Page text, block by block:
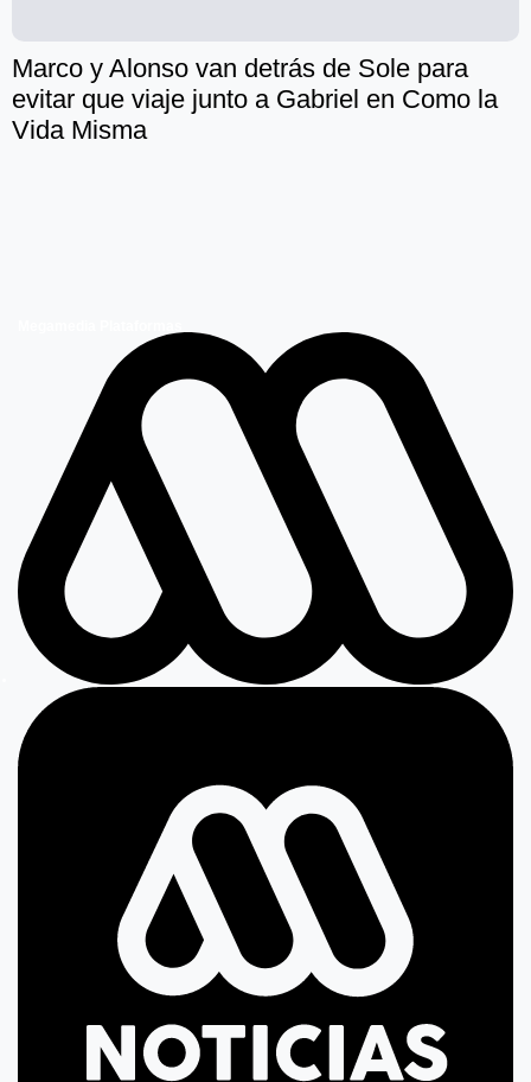
Marco y Alonso van detrás de Sole para
evitar que viaje junto a Gabriel en Como la
Vida Misma